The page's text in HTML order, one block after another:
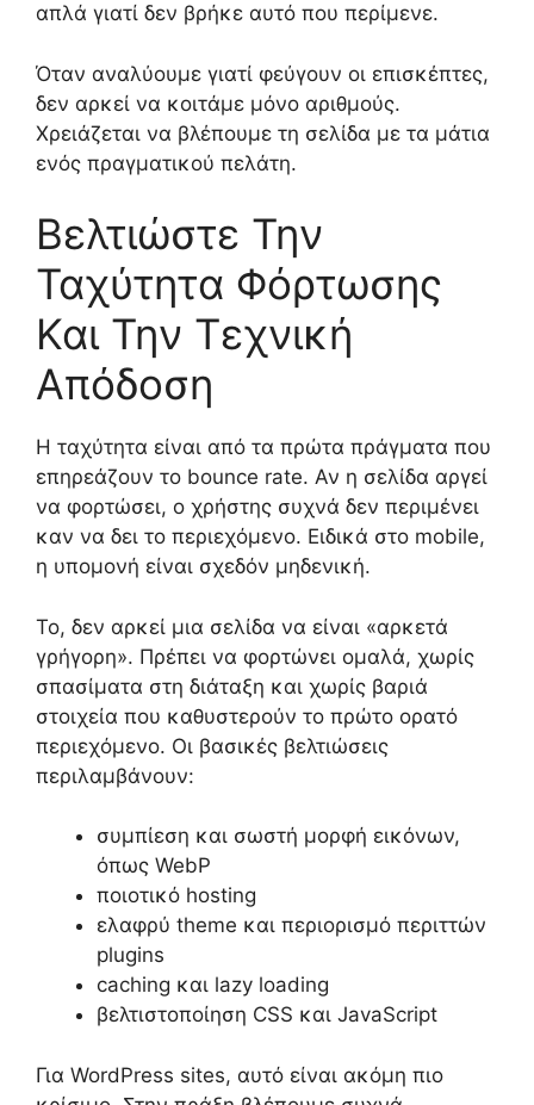
απλά γιατί δεν βρήκε αυτό που περίμενε.
Όταν αναλύουμε γιατί φεύγουν οι επισκέπτες,
δεν αρκεί να κοιτάμε μόνο αριθμούς.
Χρειάζεται να βλέπουμε τη σελίδα με τα μάτια
ενός πραγματικού πελάτη.
Βελτιώστε Την
Ταχύτητα Φόρτωσης
Και Την Τεχνική
Απόδοση
Η ταχύτητα είναι από τα πρώτα πράγματα που
επηρεάζουν το bounce rate. Αν η σελίδα αργεί
να φορτώσει, ο χρήστης συχνά δεν περιμένει
καν να δει το περιεχόμενο. Ειδικά στο mobile,
η υπομονή είναι σχεδόν μηδενική.
Το, δεν αρκεί μια σελίδα να είναι «αρκετά
γρήγορη». Πρέπει να φορτώνει ομαλά, χωρίς
σπασίματα στη διάταξη και χωρίς βαριά
στοιχεία που καθυστερούν το πρώτο ορατό
περιεχόμενο. Οι βασικές βελτιώσεις
περιλαμβάνουν:
συμπίεση και σωστή μορφή εικόνων,
όπως WebP
ποιοτικό hosting
ελαφρύ theme και περιορισμό περιττών
plugins
caching και lazy loading
βελτιστοποίηση CSS και JavaScript
Για WordPress sites, αυτό είναι ακόμη πιο